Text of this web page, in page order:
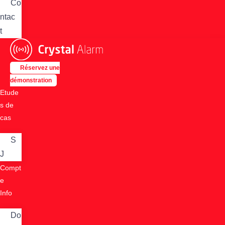
Co
ntac
t
Réservez une
démonstration
Etude
s de
cas
S
J
Compt
e
Info
Do